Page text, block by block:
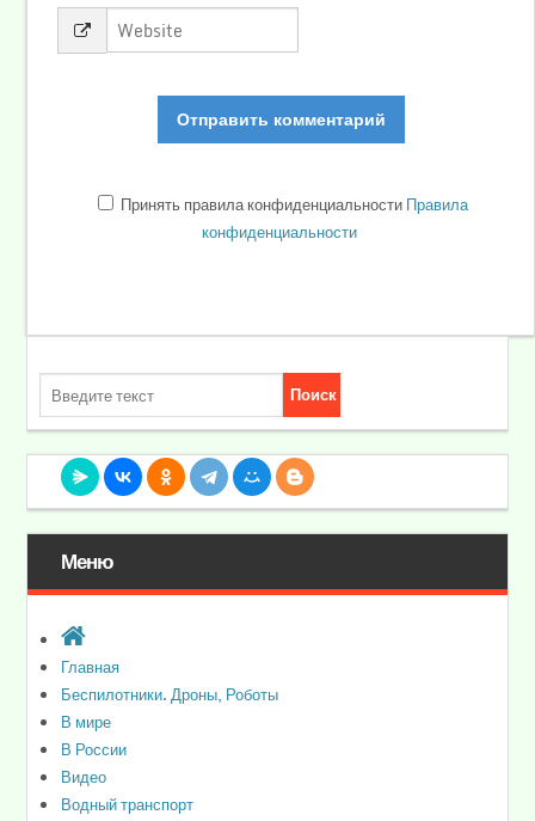
Принять правила конфиденциальностиПравила
конфиденциальности
Меню
Главная
Беспилотники. Дроны, Роботы
В мире
В России
Видео
Водный транспорт